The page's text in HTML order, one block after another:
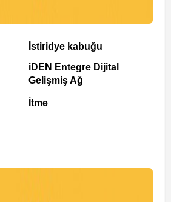
İstiridye kabuğu
iDEN Entegre Dijital
Gelişmiş Ağ
İtme